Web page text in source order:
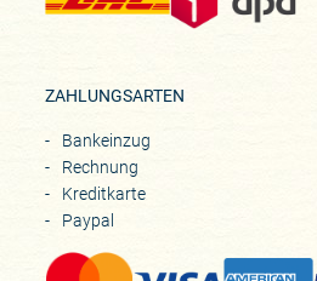
ZAHLUNGSARTEN
Bankeinzug
Rechnung
Kreditkarte
Paypal